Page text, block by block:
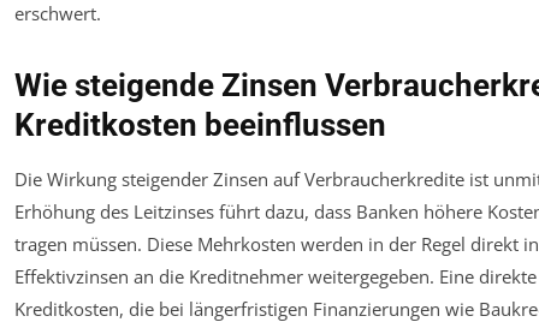
erschwert.
Wie steigende Zinsen
Kreditkosten beeinflussen
Die Wirkung steigender Zinsen auf Verbraucherkredite ist
Erhöhung des Leitzinses führt dazu, dass Banken höhere
tragen müssen. Diese Mehrkosten werden in der Regel direkt
Effektivzinsen an die Kreditnehmer weitergegeben. Eine
Kreditkosten, die bei längerfristigen Finanzierungen wie